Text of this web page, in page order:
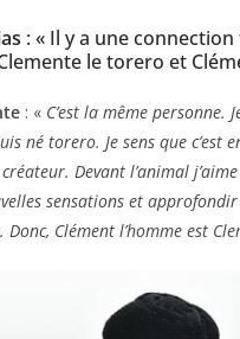
: « Il y a une
le torero et
: « C’est la même personne.
né torero. Je sens que c’est
Devant l’animal
sensations et
Donc, Clément l’homme est